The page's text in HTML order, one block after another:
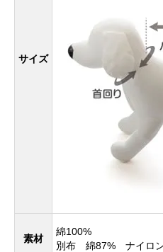
サイズ
素材
綿100%
別布 綿87% ナイロ